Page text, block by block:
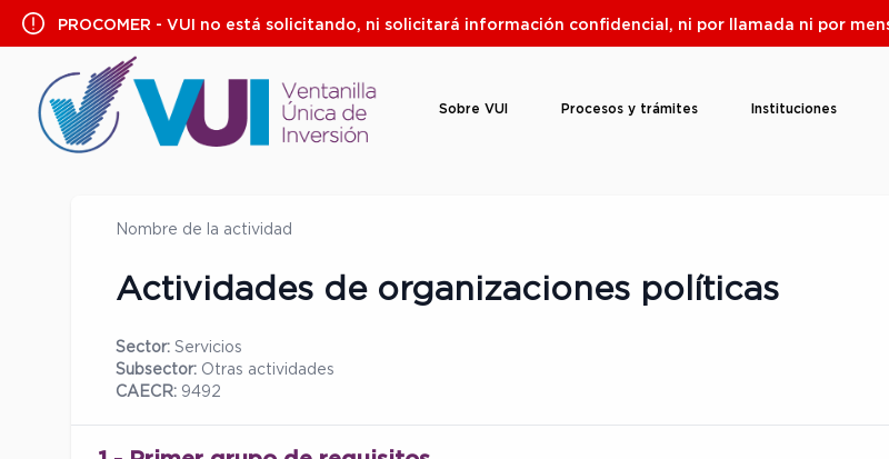
Saltar
PROCOMER - VUI no está solicitando, ni solicitará información confidencial, ni por llamada ni por
Sobre VUI Procesos y trámites Instituciones
Nombre de la actividad
Actividades de organizaciones políticas
Sector: Servicios
Subsector: Otras actividades
CAECR: 9492